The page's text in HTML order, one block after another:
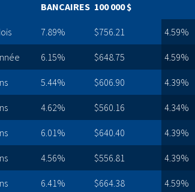
BANCAIRES 100 000 $
7.89% $756.21 4.59%
6.15% $648.75 4.59%
5.44% $606.90 4.39%
4.62% $560.16 4.34%
6.01% $640.40 4.39%
4.56% $556.81 4.39%
6.41% $664.38 4.59%